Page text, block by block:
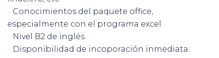
· Conocimientos del paquete office,
especialmente con el programa excel.
· Nivel B2 de inglés.
· Disponibilidad de incoporación inmediata.